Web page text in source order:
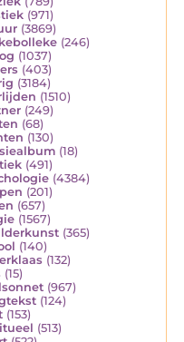
(971)
(3869)
(246)
(1037)
(403)
(3184)
(1510)
(249)
(68)
(130)
(18)
(491)
(4384)
(201)
(657)
(1567)
(365)
(140)
(132)
(15)
(967)
(124)
(153)
(513)